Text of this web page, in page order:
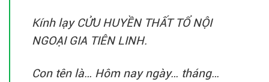
Kính lạy CỬU HUYỀN THẤT TỔ NỘI
NGOẠI GIA TIÊN LINH.
Con tên là… Hôm nay ngày… tháng…